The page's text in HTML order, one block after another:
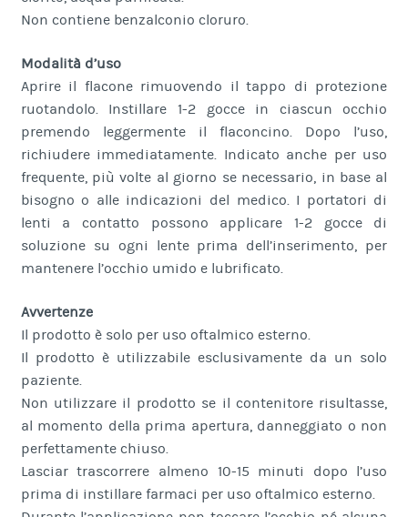
Non contiene benzalconio cloruro.
Modalità d’uso
Aprire il flacone rimuovendo il tappo di protezione
ruotandolo. Instillare 1-2 gocce in ciascun occhio
premendo leggermente il flaconcino. Dopo l’uso,
richiudere immediatamente. Indicato anche per uso
frequente, più volte al giorno se necessario, in base al
bisogno o alle indicazioni del medico. I portatori di
lenti a contatto possono applicare 1-2 gocce di
soluzione su ogni lente prima dell’inserimento, per
mantenere l’occhio umido e lubrificato.
Avvertenze
Il prodotto è solo per uso oftalmico esterno.
Il prodotto è utilizzabile esclusivamente da un solo
paziente.
Non utilizzare il prodotto se il contenitore risultasse,
al momento della prima apertura, danneggiato o non
perfettamente chiuso.
Lasciar trascorrere almeno 10-15 minuti dopo l’uso
prima di instillare farmaci per uso oftalmico esterno.